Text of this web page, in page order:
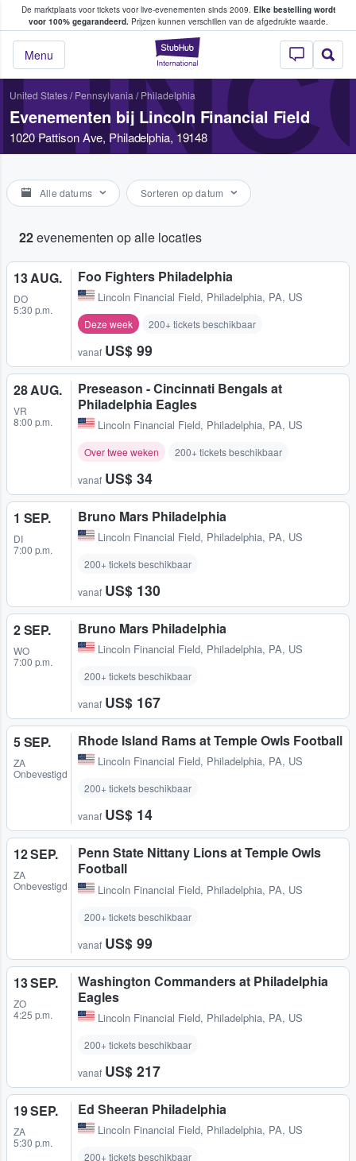
De marktplaats voor tickets voor live-evenementen sinds 2009. Elke bestelling wordt
voor 100% gegarandeerd.Prijzen kunnen verschillen van de afgedrukte waarde.
StubHub: waar
Menu
tickets kopen en verkopen
United States/ Pennsylvania / Philadelphia
Evenementen bij Lincoln Financial Field
1020 Pattison Ave, Philadelphia, 19148
Alle datums Sorteren op datum
22evenementen op alle locaties
13 AUG.
DO
5:30 p.m.
Foo Fighters Philadelphia
Lincoln Financial Field, Philadelphia, PA, US
Deze week 200+ tickets beschikbaar
vanaf US$ 99
28 AUG.
VR
8:00 p.m.
Preseason - Cincinnati Bengals at
Philadelphia Eagles
Lincoln Financial Field, Philadelphia, PA, US
Over twee weken 200+ tickets beschikbaar
vanaf US$ 34
1 SEP.
DI
7:00 p.m.
Bruno Mars Philadelphia
Lincoln Financial Field, Philadelphia, PA, US
200+ tickets beschikbaar
vanaf US$ 130
2 SEP.
WO
7:00 p.m.
Bruno Mars Philadelphia
Lincoln Financial Field, Philadelphia, PA, US
200+ tickets beschikbaar
vanaf US$ 167
5 SEP.
ZA
Onbevestigd
Rhode Island Rams at Temple Owls Football
Lincoln Financial Field, Philadelphia, PA, US
200+ tickets beschikbaar
vanaf US$ 14
12 SEP.
ZA
Onbevestigd
Penn State Nittany Lions at Temple Owls
Football
Lincoln Financial Field, Philadelphia, PA, US
200+ tickets beschikbaar
vanaf US$ 99
13 SEP.
ZO
4:25 p.m.
Washington Commanders at Philadelphia
Eagles
Lincoln Financial Field, Philadelphia, PA, US
200+ tickets beschikbaar
vanaf US$ 217
19 SEP.
ZA
5:30 p.m.
Ed Sheeran Philadelphia
Lincoln Financial Field, Philadelphia, PA, US
200+ tickets beschikbaar